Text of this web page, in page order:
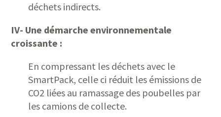
déchets indirects.
IV- Une démarche environnementale
croissante :
En compressant les déchets avec le
SmartPack, celle ci réduit les émissions de
CO2 liées au ramassage des poubelles par
les camions de collecte.